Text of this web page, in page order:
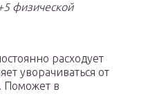
физической
расходует
уворачиваться от
Поможет в